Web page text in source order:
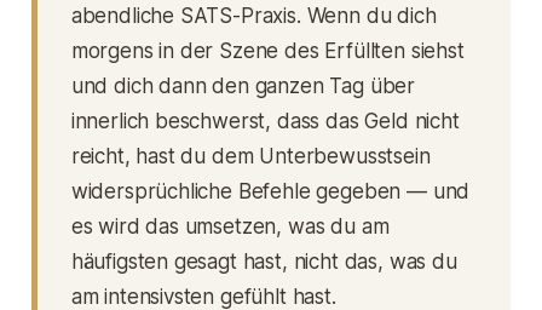
abendliche SATS-Praxis. Wenn du dich
morgens in der Szene des Erfüllten siehst
und dich dann den ganzen Tag über
innerlich beschwerst, dass das Geld nicht
reicht, hast du dem Unterbewusstsein
widersprüchliche Befehle gegeben — und
es wird das umsetzen, was du am
häufigsten gesagt hast, nicht das, was du
am intensivsten gefühlt hast.